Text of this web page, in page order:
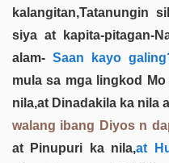
kalangitan,Tatanungin
siya at kapita-pitagan-
alam- Saan kayo
mula sa mga lingkod
nila,at Dinadakila ka nila
walang ibang Diyos n
at Pinupuri ka nila,at